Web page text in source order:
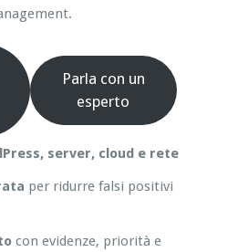
Parla con un
esperto
server, cloud e rete
per ridurre falsi positivi
con evidenze, priorità e